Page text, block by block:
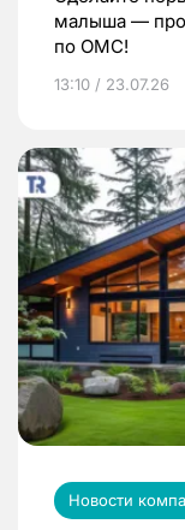
малыша —
по ОМС!
13:10 / 23.07.26
Новости